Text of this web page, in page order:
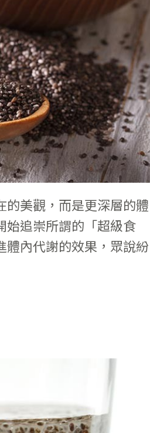
的美觀，而是更深層的體
始追崇所謂的「超級食
體內代謝的效果，眾說紛